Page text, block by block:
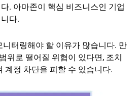
. 아마존이 핵심 비즈니스인 기업
다.
터링해야 할 이유가 많습니다. 만
위로 떨어질 위협이 있다면, 조치
계정 차단을 피할 수 있습니다.